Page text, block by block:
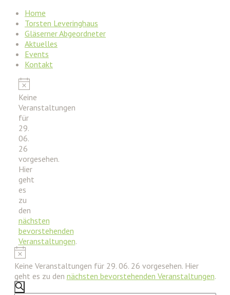
Home
Torsten Leveringhaus
Gläserner Abgeordneter
Aktuelles
Events
Kontakt
Veranstaltungen
für
29.
06.
26
Hinweis
Keine
Veranstaltungen
für
29.
06.
26
vorgesehen.
Hier
geht
es
zu
den
nächsten
bevorstehenden
Veranstaltungen.
Hinweis
Keine Veranstaltungen für 29. 06. 26 vorgesehen. Hier
geht es zu den nächsten bevorstehenden Veranstaltungen.
Veranstaltungen